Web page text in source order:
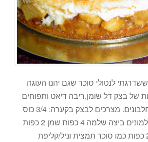
לנטולי סוכר שגם יהנו העוגה
של בצק דל שומן,ריבה דיאט ותפוחים
ומצופה בקצף חלבונים. מצרכים לבצק בקערה: 3/4 כוס
קמח תופח 4 חלמונים ביצה שלמה 4 כפות שמן 2 כפות
יוגורט או אשל 2 כפות כמו סוכר תמצית וניל/קליפת